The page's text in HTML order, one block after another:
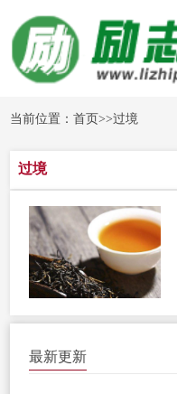
当前位置：首页>>过境
过境
最新更新